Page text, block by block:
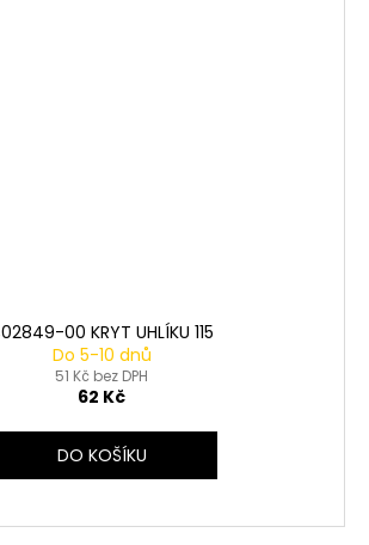
00 KRYT UHLÍKU 115
Do 5-10 dnů
51 Kč bez DPH
62 Kč
DO KOŠÍKU